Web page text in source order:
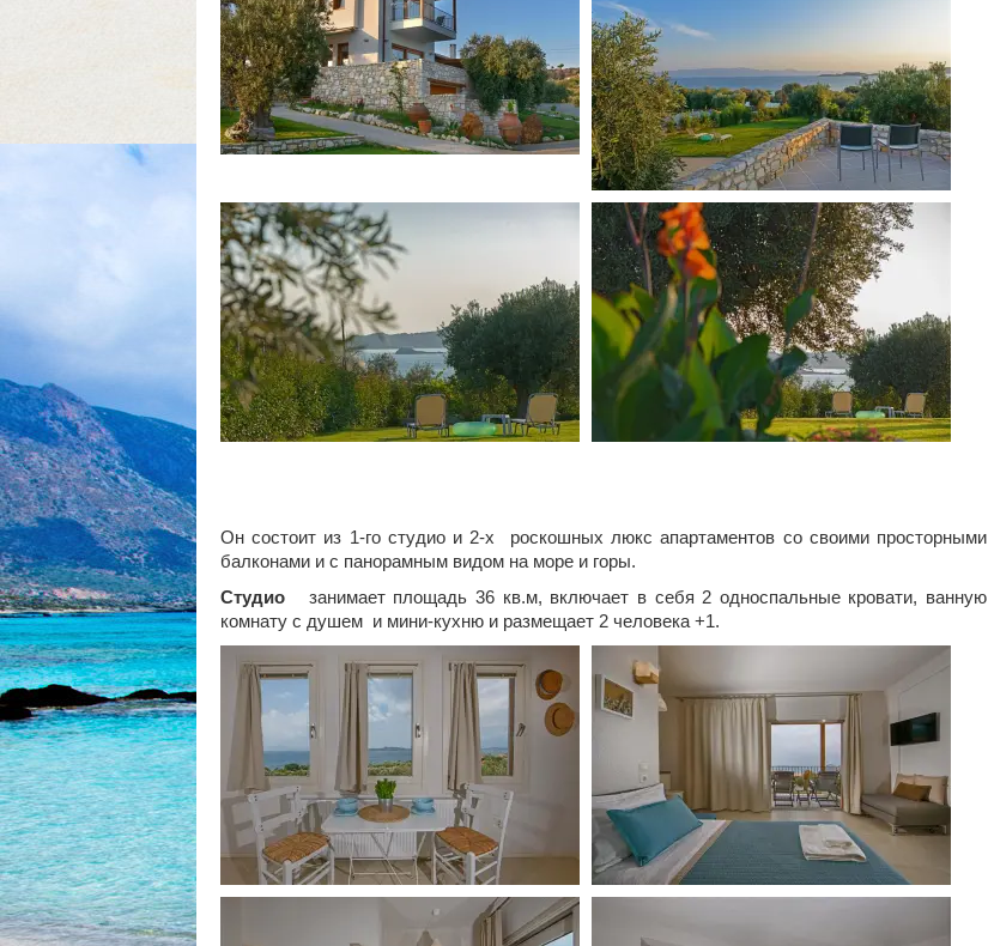
Он состоит из 1-го студио и 2-х роскошных люкс апартаментов со своими просторными
балконами и с панорамным видом на море и горы.
Студио занимает площадь 36 кв.м, включает в себя 2 односпальные кровати, ванную
комнату с душем и мини-кухню и размещает 2 человека +1.